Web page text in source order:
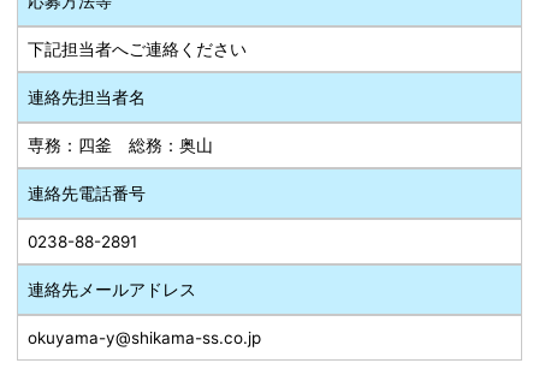
下記担当者へご連絡ください
連絡先担当者名
専務：四釜 総務：奥山
連絡先電話番号
0238-88-2891
連絡先メールアドレス
okuyama-y@shikama-ss.co.jp